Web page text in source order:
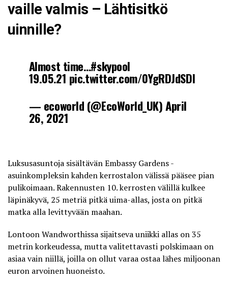
vaille valmis – Lähtisitkö
uinnille?
Almost time…#skypool
19.05.21 pic.twitter.com/0YgRDJdSDl
— ecoworld (@EcoWorld_UK)April
26, 2021
Luksusasuntoja sisältävän Embassy Gardens -
asuinkompleksin kahden kerrostalon välissä pääsee pian
pulikoimaan. Rakennusten 10. kerrosten välillä kulkee
läpinäkyvä, 25 metriä pitkä uima-allas, josta on pitkä
matka alla levittyvään maahan.
Lontoon Wandworthissa sijaitseva uniikki allas on 35
metrin korkeudessa, mutta valitettavasti polskimaan on
asiaa vain niillä, joilla on ollut varaa ostaa lähes miljoonan
euron arvoinen huoneisto.